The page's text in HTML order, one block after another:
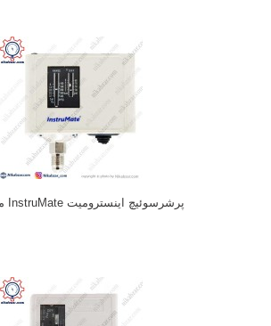
پرشرسوئیچ اینسترومیت InstruMate مدل KP5